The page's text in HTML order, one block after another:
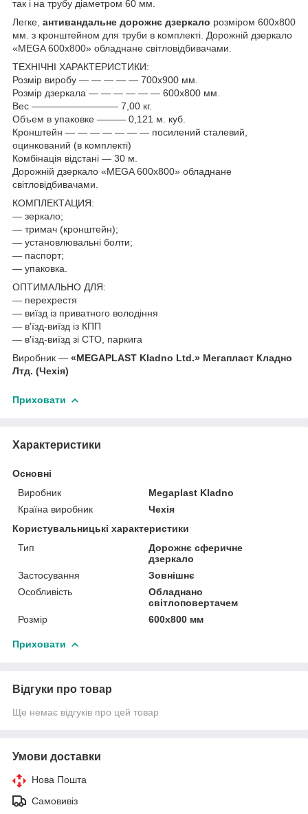
так і на трубу діаметром 60 мм.
Легке, антивандальне дорожнє дзеркало розміром 600х800
мм. з кронштейном для труби в комплекті. Дорожній дзеркало
«MEGA 600х800» обладнане світловідбивачами.
ТЕХНІЧНІ ХАРАКТЕРИСТИКИ:
Розмір виробу — — — — — 700х900 мм.
Розмір дзеркала — — — — — — 600х800 мм.
Вес ————————— 7,00 кг.
Объем в упаковке ——— 0,121 м. куб.
Кронштейн — — — — — — — посилений сталевий,
оцинкований (в комплекті)
Комбінація відстані — 30 м.
Дорожній дзеркало «MEGA 600х800» обладнане
світловідбивачами.
КОМПЛЕКТАЦИЯ:
— зеркало;
— тримач (кронштейн);
— установлювальні болти;
— паспорт;
— упаковка.
ОПТИМАЛЬНО ДЛЯ:
— перехрестя
— виїзд із приватного володіння
— в'їзд-виїзд із КПП
— в'їзд-виїзд зі СТО, паркига
Виробник — «MEGAPLAST Kladno Ltd.» Мегапласт Кладно
Лтд. (Чехія)
Приховати
Характеристики
Основні
Виробник
Megaplast Kladno
Країна виробник
Чехія
Користувальницькі характеристики
Тип
Дорожнє сферичне
дзеркало
Застосування
Зовнішнє
Особливість
Обладнано
світлоповертачем
Розмір
600х800 мм
Приховати
Відгуки про товар
Ще немає відгуків про цей товар
Умови доставки
Нова Пошта
Самовивіз